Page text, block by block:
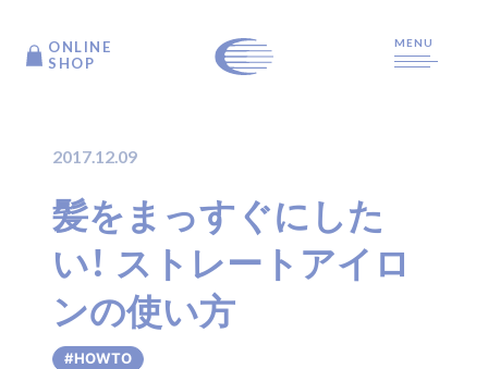
ONLINE
SHOP
MENU
2017.12.09
髪をまっすぐにした
い！ ストレートアイロ
ンの使い方
#HOWTO
ONLINE
SHOP
TOP
ARTICLE
PRODUCTS